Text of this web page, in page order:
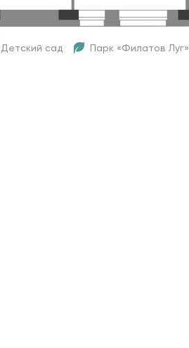
Детский сад Парк «Филатов Луг»